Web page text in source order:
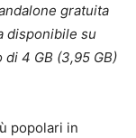
gratuita
disponibile su
di 4 GB (3,95 GB)
popolari in